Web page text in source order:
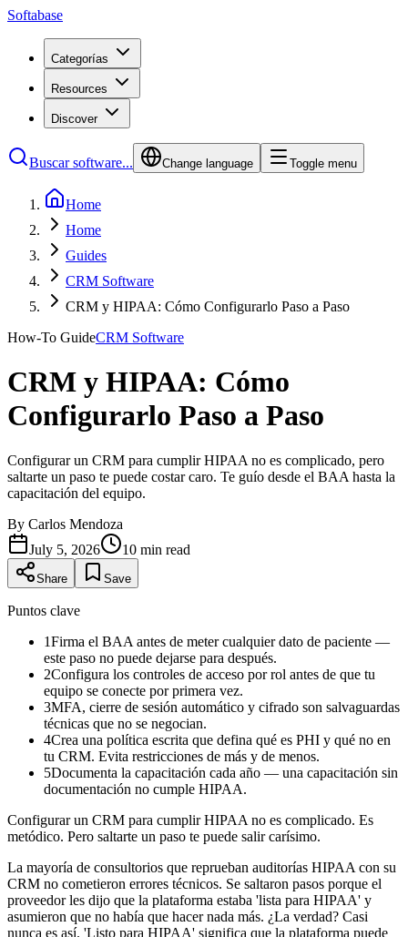
Softabase
Categorías
Resources
Discover
Buscar software... Change language Toggle menu
Home
Home
Guides
CRM Software
CRM y HIPAA: Cómo Configurarlo Paso a Paso
How-To GuideCRM Software
CRM y HIPAA: Cómo
Configurarlo Paso a Paso
Configurar un CRM para cumplir HIPAA no es complicado, pero
saltarte un paso te puede costar caro. Te guío desde el BAA hasta la
capacitación del equipo.
By Carlos Mendoza
July 5, 2026
10 min read
Share Save
Puntos clave
1Firma el BAA antes de meter cualquier dato de paciente —
este paso no puede dejarse para después.
2Configura los controles de acceso por rol antes de que tu
equipo se conecte por primera vez.
3MFA, cierre de sesión automático y cifrado son salvaguardas
técnicas que no se negocian.
4Crea una política escrita que defina qué es PHI y qué no en
tu CRM. Evita restricciones de más y de menos.
5Documenta la capacitación cada año — una capacitación sin
documentación no cumple HIPAA.
Configurar un CRM para cumplir HIPAA no es complicado. Es
metódico. Pero saltarte un paso te puede salir carísimo.
La mayoría de consultorios que reprueban auditorías HIPAA con su
CRM no cometieron errores técnicos. Se saltaron pasos porque el
proveedor les dijo que la plataforma estaba 'lista para HIPAA' y
asumieron que no había que hacer nada más. ¿La verdad? Casi
nunca es así. 'Listo para HIPAA' significa que la plataforma puede